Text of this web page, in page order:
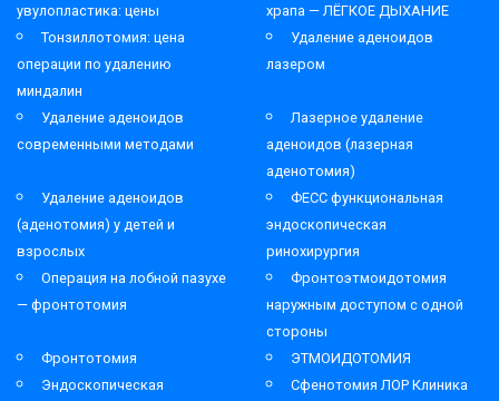
увулопластика: цены
храпа — ЛЁГКОЕ ДЫХАНИЕ
Тонзиллотомия: цена
операции по удалению
миндалин
Удаление аденоидов
лазером
Удаление аденоидов
современными методами
Лазерное удаление
аденоидов (лазерная
аденотомия)
Удаление аденоидов
(аденотомия) у детей и
взрослых
ФЕСС функциональная
эндоскопическая
ринохирургия
Операция на лобной пазухе
— фронтотомия
Фронтоэтмоидотомия
наружным доступом с одной
стороны
Фронтотомия
ЭТМОИДОТОМИЯ
Эндоскопическая
Сфенотомия ЛОР Клиника